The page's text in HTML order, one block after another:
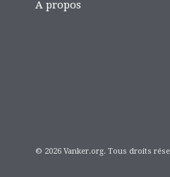
A propos
© 2026 Vanker.org. Tous droits